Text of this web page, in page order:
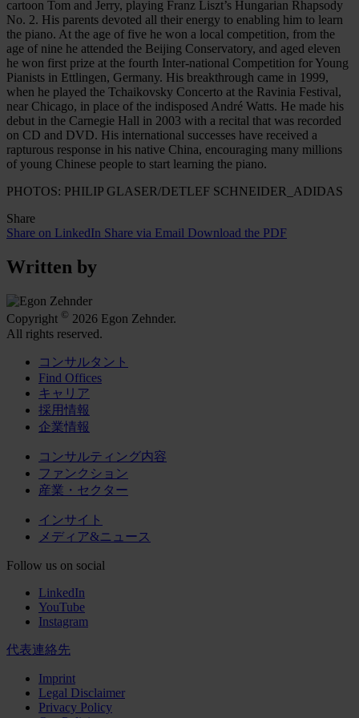
cartoon Tom and Jerry, playing Franz Liszt’s Hungarian Rhapsody
No. 2. His parents devoted all their energy to enabling him to learn
the piano. At the age of five he won a local competition, from the
age of nine he attended the Beijing Conservatory, and aged eleven
he won first prize at the fourth Inter-national Competition for Young
Pianists in Ettlingen, Germany. His breakthrough came in 1999,
when he played the Tchaikovsky Concerto at the Ravinia Festival,
near Chicago, in place of the indisposed André Watts. He made his
debut in the Carnegie Hall in 2003 with a recital that was recorded
on CD and DVD. His international successes have received a
rapturous response in his native China, encouraging many millions
of young Chinese people to start learning the piano.
PHOTOS: PHILIP GLASER/DETLEF SCHNEIDER_ADIDAS
Share
Share on LinkedIn Share via Email Download the PDF
Written by
Copyright © 2026 Egon Zehnder.
All rights reserved.
コンサルタント
Find Offices
キャリア
採用情報
企業情報
コンサルティング内容
ファンクション
産業・セクター
インサイト
メディア&ニュース
Follow us on social
LinkedIn
YouTube
Instagram
代表連絡先
Imprint
Legal Disclaimer
Privacy Policy